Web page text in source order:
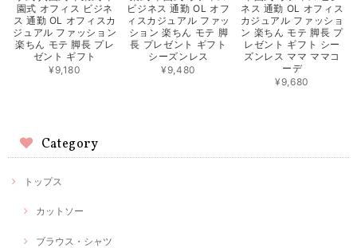
園式 オフィス ビジネ
ス 通勤 OL オフィスカ
ジュアル ファッション
楽ちん モテ 脚長 プレ
ゼント ギフト
¥9,180
ビジネス 通勤 OL オフ
ィスカジュアル ファッ
ション 楽ちん モテ 脚
長 プレゼント ギフト
シーズンレス
¥9,480
ネス 通勤 OL オフィス
カジュアル ファッショ
ン 楽ちん モテ 脚長 プ
レゼント ギフト シー
ズンレス ママ ママコ
ーデ
¥9,680
Category
トップス
カットソー
ブラウス・シャツ